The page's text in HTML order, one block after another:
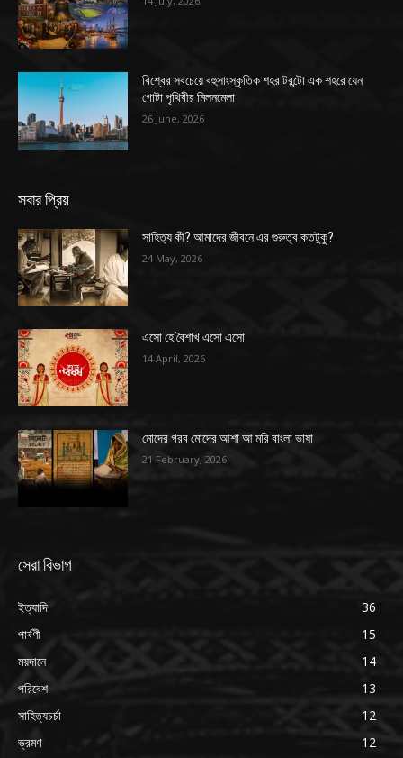
বিশ্বের সবচেয়ে বহুসাংস্কৃতিক শহর টরন্টো এক শহরে যেন
গোটা পৃথিবীর মিলনমেলা
26 June, 2026
সবার প্রিয়
সাহিত্য কী? আমাদের জীবনে এর গুরুত্ব কতটুকু?
24 May, 2026
এসো হে বৈশাখ এসো এসো
14 April, 2026
মোদের গরব মোদের আশা আ মরি বাংলা ভাষা
21 February, 2026
সেরা বিভাগ
ইত্যাদি
36
পার্বণী
15
ময়দানে
14
পরিবেশ
13
সাহিত্যচর্চা
12
ভ্রমণ
12